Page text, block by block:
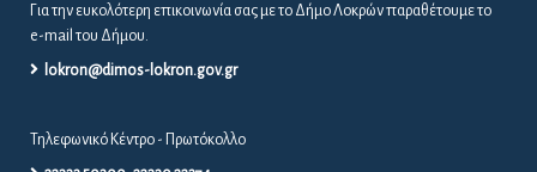
Για την ευκολότερη επικοινωνία σας με το Δήμο Λοκρών παραθέτουμε το
e-mail του Δήμου.
lokron@dimos-lokron.gov.gr
Τηλεφωνικό Κέντρο - Πρωτόκολλο